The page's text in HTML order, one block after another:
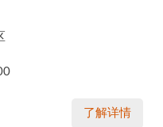
了解详情